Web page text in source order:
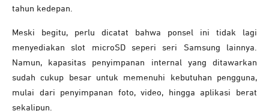
tahun kedepan.
Meski begitu, perlu dicatat bahwa ponsel ini tidak lagi
menyediakan slot microSD seperi seri Samsung lainnya.
Namun, kapasitas penyimpanan internal yang ditawarkan
sudah cukup besar untuk memenuhi kebutuhan pengguna,
mulai dari penyimpanan foto, video, hingga aplikasi berat
sekalipun.